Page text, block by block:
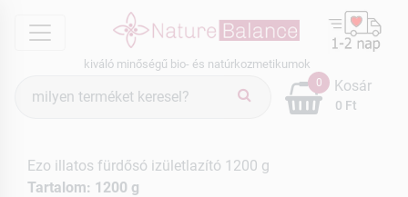
menu
kiváló minőségű bio- és natúrkozmetikumok
keresés
0
0 Ft
Kosár
Ezo illatos fürdősó izületlazító 1200 g
Tartalom: 1200 g